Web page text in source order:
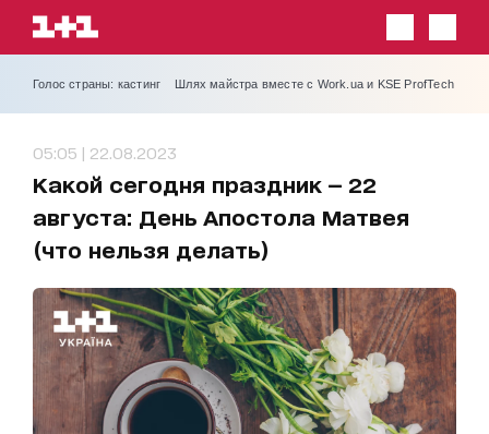
Голос страны: кастинг Шлях майстра вместе с Work.ua и KSE ProfTech
05:05 | 22.08.2023
Какой сегодня праздник — 22
августа: День Апостола Матвея
(что нельзя делать)